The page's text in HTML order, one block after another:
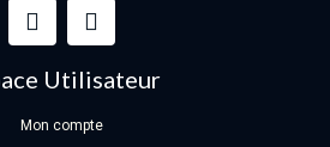
Utilisateur
Mon compte